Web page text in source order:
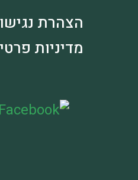
הצהרת
מדיניות